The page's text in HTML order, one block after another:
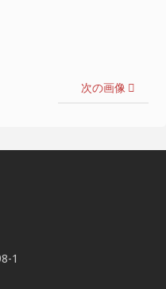
次の画像
1